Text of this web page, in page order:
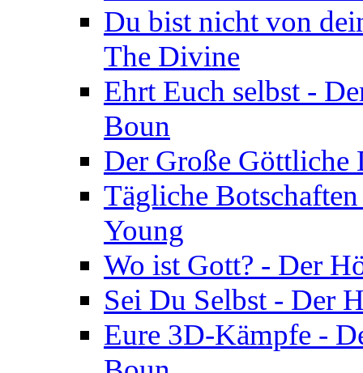
Du bist nicht von
The Divine
Ehrt Euch selbst -
Boun
Der Große
Tägliche
Young
Wo ist Gott? - Der
Sei Du Selbst - Der
Eure 3D-Kämpfe -